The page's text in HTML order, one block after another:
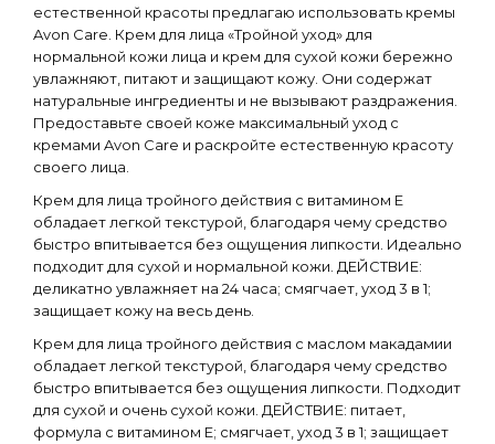
естественной красоты предлагаю использовать кремы
Avon Care. Крем для лица «Тройной уход» для
нормальной кожи лица и крем для сухой кожи бережно
увлажняют, питают и защищают кожу. Они содержат
натуральные ингредиенты и не вызывают раздражения.
Предоставьте своей коже максимальный уход с
кремами Avon Care и раскройте естественную красоту
своего лица.
Крем для лица тройного действия с витамином Е
обладает легкой текстурой, благодаря чему средство
быстро впитывается без ощущения липкости. Идеально
подходит для сухой и нормальной кожи. ДЕЙСТВИЕ:
деликатно увлажняет на 24 часа; смягчает, уход 3 в 1;
защищает кожу на весь день.
Крем для лица тройного действия с маслом макадамии
обладает легкой текстурой, благодаря чему средство
быстро впитывается без ощущения липкости. Подходит
для сухой и очень сухой кожи. ДЕЙСТВИЕ: питает,
формула с витамином E; смягчает, уход 3 в 1; защищает